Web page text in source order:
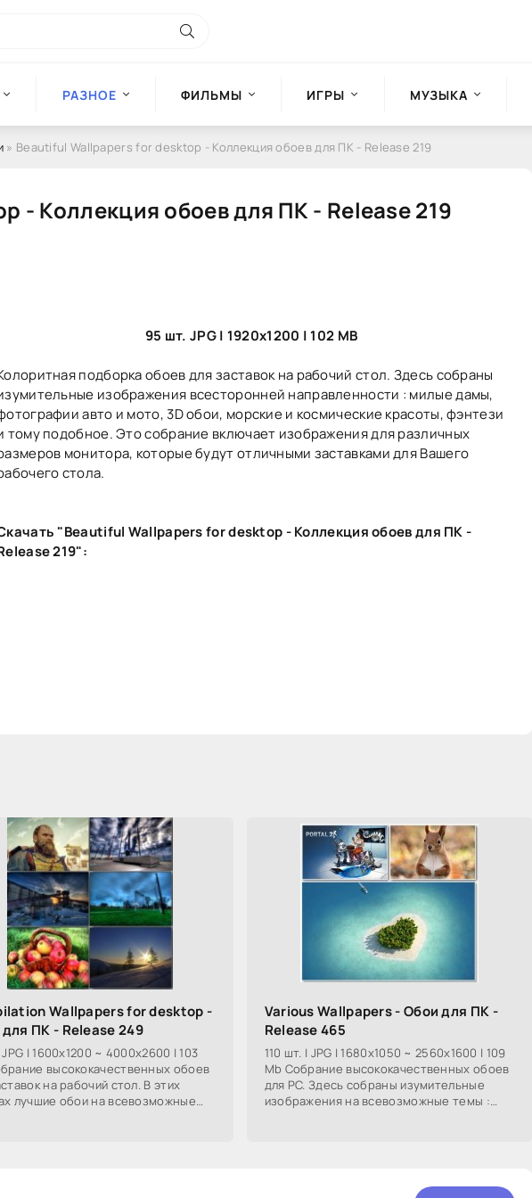
РАЗНОЕ ФИЛЬМЫ ИГРЫ МУЗЫКА
» Beautiful Wallpapers for desktop - Коллекция обоев для ПК - Release 219
- Коллекция обоев для ПК - Release 219
95 шт. JPG | 1920x1200 | 102 MB
подборка обоев для заставок на рабочий стол. Здесь собраны
изображения всесторонней направленности : милые дамы,
авто и мото, 3D обои, морские и космические красоты, фэнтези
тому подобное. Это собрание включает изображения для различных
монитора, которые будут отличными заставками для Вашего
стола.
"Beautiful Wallpapers for desktop - Коллекция обоев для ПК -
219":
Wallpapers for desktop -
ПК - Release 249
| 1600x1200 ~ 4000x2600 | 103
высококачественных обоев
на рабочий стол. В этих
лучшие обои на всевозможные
Various Wallpapers - Обои для ПК -
Release 465
110 шт. | JPG | 1680x1050 ~ 2560x1600 | 109
Mb Собрание высококачественных обоев
для PC. Здесь собраны изумительные
изображения на всевозможные темы :